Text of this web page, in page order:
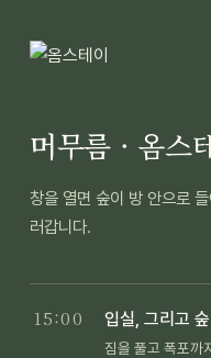
머무름 · 옴스
창을 열면 숲이 방 안으로
러갑니다.
15:00 입실, 그리고
짐을 풀고 폭포까